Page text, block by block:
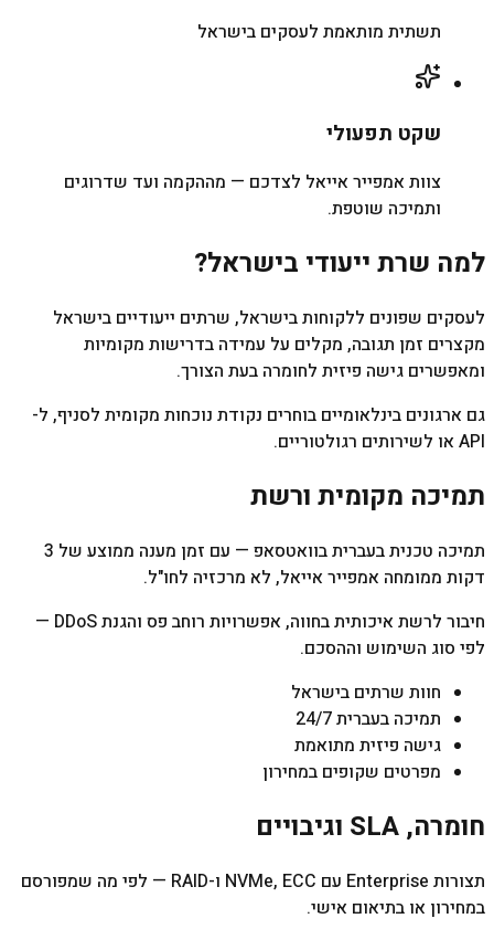
תשתית מותאמת לעסקים בישראל
שקט תפעולי
צוות אמפייר אייאל לצדכם — מההקמה ועד שדרוגים
ותמיכה שוטפת.
למה שרת ייעודי בישראל?
לעסקים שפונים ללקוחות בישראל, שרתים ייעודיים בישראל
מקצרים זמן תגובה, מקלים על עמידה בדרישות מקומיות
ומאפשרים גישה פיזית לחומרה בעת הצורך.
גם ארגונים בינלאומיים בוחרים נקודת נוכחות מקומית לסניף, ל-
API או לשירותים רגולטוריים.
תמיכה מקומית ורשת
תמיכה טכנית בעברית בוואטסאפ — עם זמן מענה ממוצע של 3
דקות ממומחה אמפייר אייאל, לא מרכזיה לחו"ל.
חיבור לרשת איכותית בחווה, אפשרויות רוחב פס והגנת DDoS —
לפי סוג השימוש וההסכם.
חוות שרתים בישראל
תמיכה בעברית 24/7
גישה פיזית מתואמת
מפרטים שקופים במחירון
חומרה, SLA וגיבויים
תצורות Enterprise עם NVMe, ECC ו-RAID — לפי מה שמפורסם
במחירון או בתיאום אישי.